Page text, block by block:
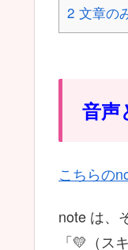
2 文章の
音声
こちらの
note は、
「💛（ス